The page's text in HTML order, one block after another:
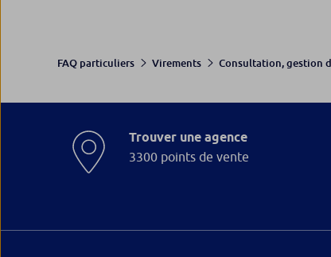
FAQ particuliers Virements Consultation, gestion
Trouver une agence
3300 points de vente